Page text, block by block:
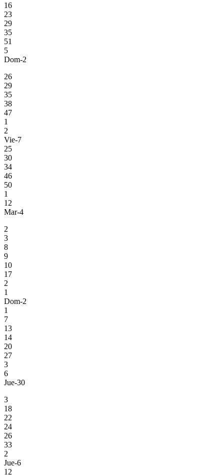
16
23
29
35
51
5
Dom-2
26
29
35
38
47
1
2
Vie-7
25
30
34
46
50
1
12
Mar-4
2
3
8
9
10
17
2
1
Dom-2
1
7
13
14
20
27
3
6
Jue-30
3
18
22
24
26
33
2
Jue-6
12